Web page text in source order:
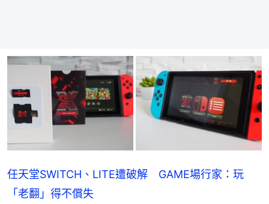
任天堂SWITCH、LITE遭破解　GAME場行家：玩
「老翻」得不償失